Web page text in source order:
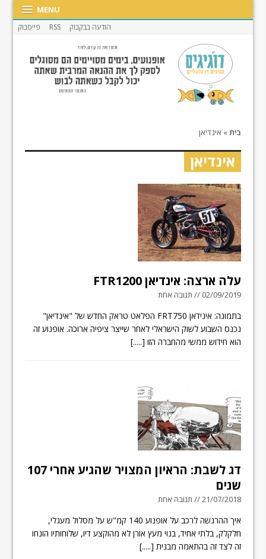
MENU
הודעה בבקבוק RSS פייסבוק
בית» אינדיאן
אינדיאן
עלה ארצה: אינדיאן FTR1200
02/09/2019 // תגובה אחת
בתמונה: אינידאן FRT750 הפלאט טראק החדש של "אינדיאן"
נכנס השבוע לשוק הישראלי לאחר שייצר ציפיה ארוכה. אופנוע זה
הוא חידוש ממשי מהחברה הזו [.....]
דג לשבת: הראיון המצויר שהגיע אחרי 107
שנים
21/07/2018 // תגובה אחת
איך ההרגשה לרכב על אופנוע 140 קמ"ש על מסלול מעגלי,
חלקלק, בלתי אחיד, בנוי מעץ אורן לא מהוקצע דיו, שלוחותיו הונחו
זה לצד זה בהתאמה מבנית [.....]